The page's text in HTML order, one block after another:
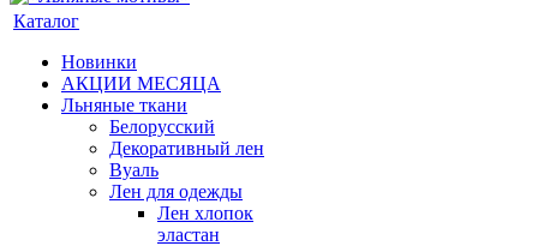
Каталог
Новинки
АКЦИИ МЕСЯЦА
Льняные ткани
Белорусский
Декоративный лен
Вуаль
Лен для одежды
Лен хлопок
эластан